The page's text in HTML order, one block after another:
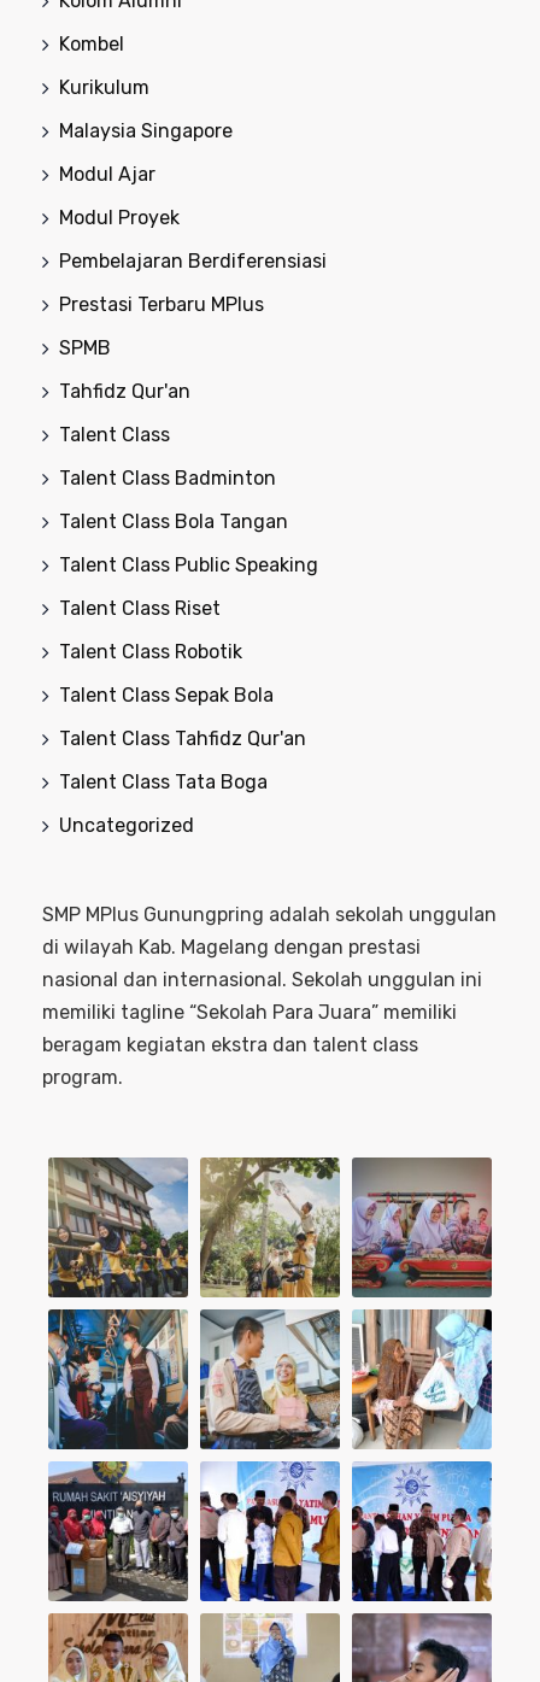
Kombel
Kurikulum
Malaysia Singapore
Modul Ajar
Modul Proyek
Pembelajaran Berdiferensiasi
Prestasi Terbaru MPlus
SPMB
Tahfidz Qur'an
Talent Class
Talent Class Badminton
Talent Class Bola Tangan
Talent Class Public Speaking
Talent Class Riset
Talent Class Robotik
Talent Class Sepak Bola
Talent Class Tahfidz Qur'an
Talent Class Tata Boga
Uncategorized
SMP MPlus Gunungpring adalah sekolah unggulan
di wilayah Kab. Magelang dengan prestasi
nasional dan internasional. Sekolah unggulan ini
memiliki tagline “Sekolah Para Juara” memiliki
beragam kegiatan ekstra dan talent class
program.